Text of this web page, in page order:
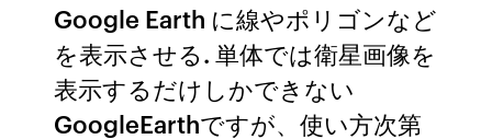
Google Earth に線やポリゴンなど
を表示させる. 単体では衛星画像を
表示するだけしかできない
GoogleEarthですが、使い方次第